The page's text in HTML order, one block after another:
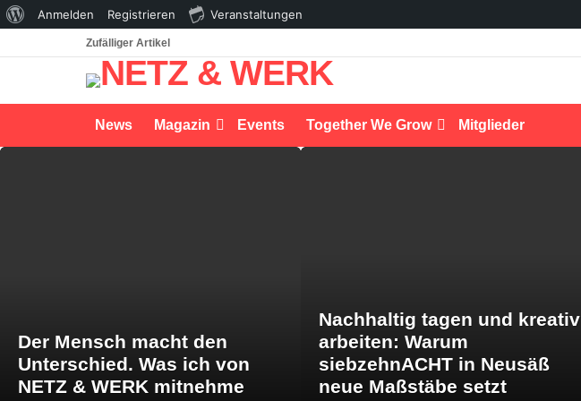
Zufälliger Artikel
News Magazin Events Together We Grow Mitglieder
Der Mensch macht den
Unterschied. Was ich von
NETZ & WERK mitnehme
Nachhaltig tagen und kreativ
arbeiten: Warum
siebzehnACHT in Neusäß
neue Maßstäbe setzt
Über
Anmelden Registrieren Veranstaltungen